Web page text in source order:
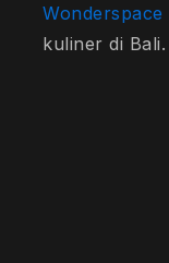
Wonderspace
kuliner di Bali.